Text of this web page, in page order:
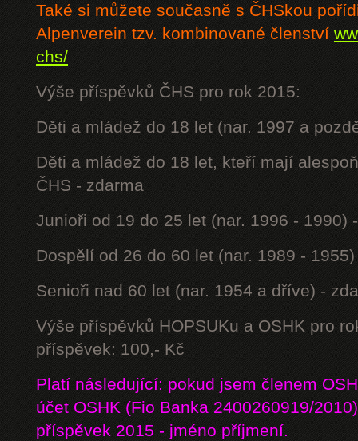
Také si můžete současně s ČHSkou
Alpenverein tzv. kombinované členství
chs/
Výše příspěvků ČHS pro rok 2015:
Děti a mládež do 18 let (nar. 1997 a
Děti a mládež do 18 let, kteří mají
ČHS - zdarma
Junioři od 19 do 25 let (nar. 1996 - 1990)
Dospělí od 26 do 60 let (nar. 1989 -
Senioři nad 60 let (nar. 1954 a dříve) -
Výše příspěvků HOPSUKu a OSHK pro
příspěvek: 100,- Kč
Platí následující: pokud jsem členem
účet OSHK (Fio Banka 2400260919/
příspěvek 2015 - jméno příjmení.